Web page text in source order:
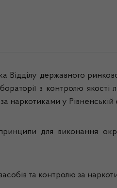
державного
з контролю якості
наркотиками у Рівненській
принципи для виконання
та контролю за